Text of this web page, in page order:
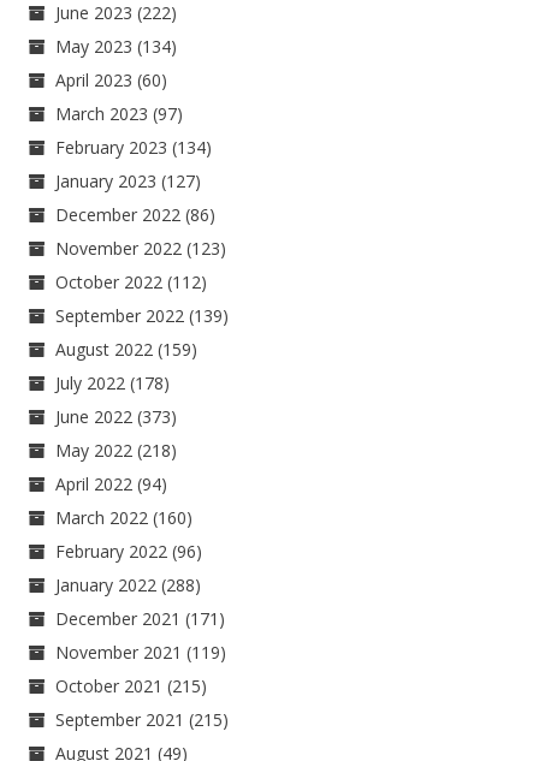
June 2023 (222)
May 2023 (134)
April 2023 (60)
March 2023 (97)
February 2023 (134)
January 2023 (127)
December 2022 (86)
November 2022 (123)
October 2022 (112)
September 2022 (139)
August 2022 (159)
July 2022 (178)
June 2022 (373)
May 2022 (218)
April 2022 (94)
March 2022 (160)
February 2022 (96)
January 2022 (288)
December 2021 (171)
November 2021 (119)
October 2021 (215)
September 2021 (215)
August 2021 (49)